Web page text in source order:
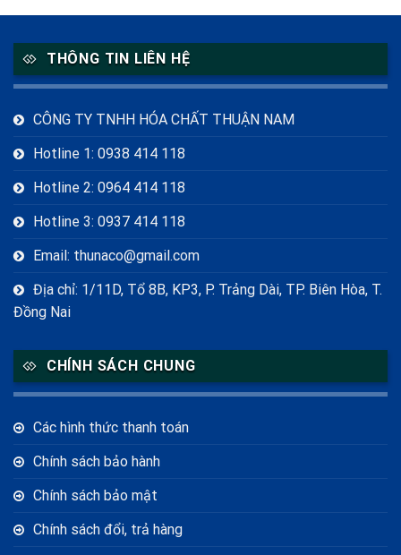
THÔNG TIN LIÊN HỆ
CÔNG TY TNHH HÓA CHẤT THUẬN NAM
Hotline 1: 0938 414 118
Hotline 2: 0964 414 118
Hotline 3: 0937 414 118
Email: thunaco@gmail.com
Địa chỉ: 1/11D, Tổ 8B, KP3, P. Trảng Dài, TP. Biên Hòa, T.
Đồng Nai
CHÍNH SÁCH CHUNG
Các hình thức thanh toán
Chính sách bảo hành
Chính sách bảo mật
Chính sách đổi, trả hàng